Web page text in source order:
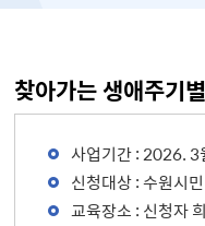
찾아가는 생애주기
사업기간 : 2026. 3
신청대상 : 수원시
교육장소 : 신청자